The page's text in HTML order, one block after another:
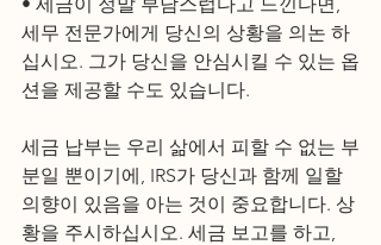
세무 전문가에게 당신의 상황을 의논 하
십시오. 그가 당신을 안심시킬 수 있는 옵
션을 제공할 수도 있습니다.
세금 납부는 우리 삶에서 피할 수 없는 부
분일 뿐이기에, IRS가 당신과 함께 일할
의향이 있음을 아는 것이 중요합니다. 상
황을 주시하십시오. 세금 보고를 하고,